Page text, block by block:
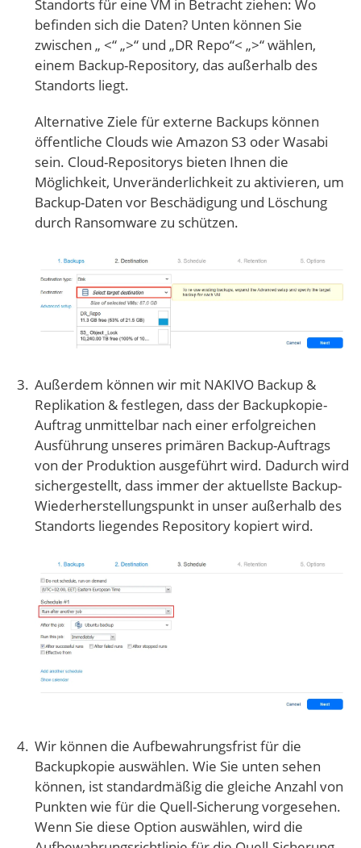
Standorts für eine VM in Betracht ziehen: Wo
befinden sich die Daten? Unten können Sie
zwischen „ <“ „>“ und „DR Repo“< „>“ wählen,
einem Backup-Repository, das außerhalb des
Standorts liegt.
Alternative Ziele für externe Backups können
öffentliche Clouds wie Amazon S3 oder Wasabi
sein. Cloud-Repositorys bieten Ihnen die
Möglichkeit, Unveränderlichkeit zu aktivieren, um
Backup-Daten vor Beschädigung und Löschung
durch Ransomware zu schützen.
Außerdem können wir mit NAKIVO Backup &
Replikation & festlegen, dass der Backupkopie-
Auftrag unmittelbar nach einer erfolgreichen
Ausführung unseres primären Backup-Auftrags
von der Produktion ausgeführt wird. Dadurch wird
sichergestellt, dass immer der aktuellste Backup-
Wiederherstellungspunkt in unser außerhalb des
Standorts liegendes Repository kopiert wird.
Wir können die Aufbewahrungsfrist für die
Backupkopie auswählen. Wie Sie unten sehen
können, ist standardmäßig die gleiche Anzahl von
Punkten wie für die Quell-Sicherung vorgesehen.
Wenn Sie diese Option auswählen, wird die